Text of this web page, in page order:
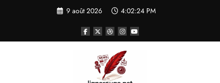
9 août 2026 4:02:25 PM